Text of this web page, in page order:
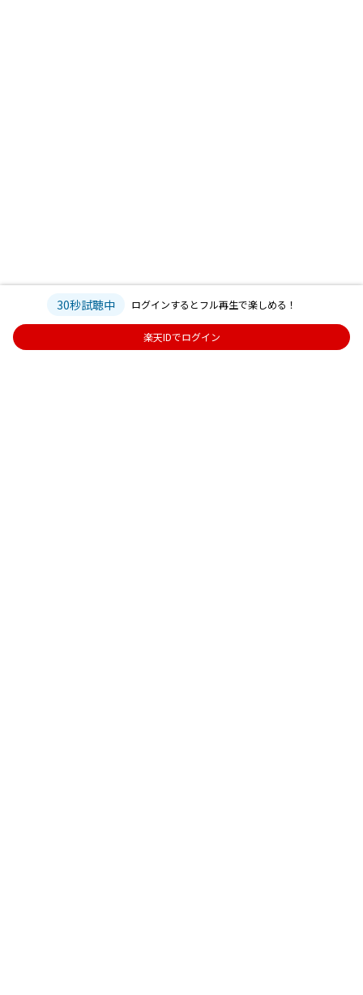
30秒試聴中 ログインするとフル再生で楽しめる！
楽天IDでログイン